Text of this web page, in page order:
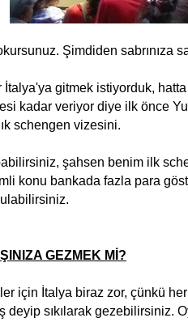
Şimdiden sabrınıza
İtalya'ya gitmek istiyorduk,
kadar veriyor diye ilk önce
schengen vizesini.
şahsen benim ilk
konu bankada fazla para
GEZMEK Mİ?
için İtalya biraz zor, çünkü
sıkılarak gezebilirsiniz.